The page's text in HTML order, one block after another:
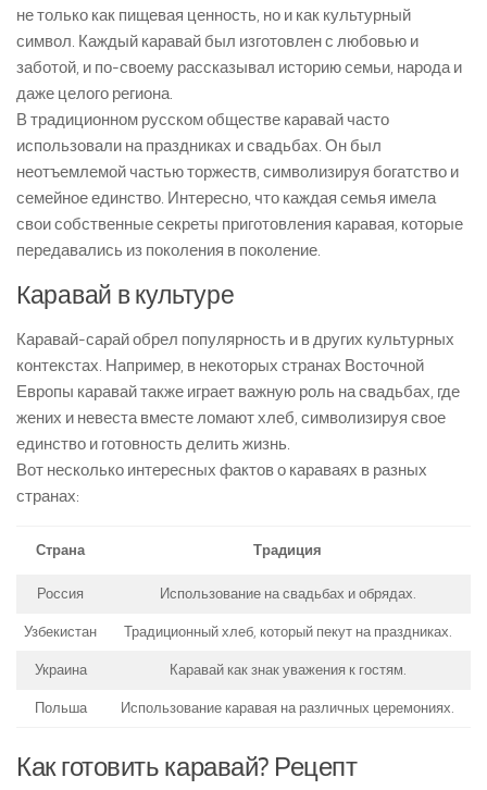
не только как пищевая ценность, но и как культурный
символ. Каждый каравай был изготовлен с любовью и
заботой, и по-своему рассказывал историю семьи, народа и
даже целого региона.
В традиционном русском обществе каравай часто
использовали на праздниках и свадьбах. Он был
неотъемлемой частью торжеств, символизируя богатство и
семейное единство. Интересно, что каждая семья имела
свои собственные секреты приготовления каравая, которые
передавались из поколения в поколение.
Каравай в культуре
Каравай-сарай обрел популярность и в других культурных
контекстах. Например, в некоторых странах Восточной
Европы каравай также играет важную роль на свадьбах, где
жених и невеста вместе ломают хлеб, символизируя свое
единство и готовность делить жизнь.
Вот несколько интересных фактов о караваях в разных
странах:
Страна Традиция
Россия Использование на свадьбах и обрядах.
Узбекистан Традиционный хлеб, который пекут на праздниках.
Украина Каравай как знак уважения к гостям.
Польша Использование каравая на различных церемониях.
Как готовить каравай? Рецепт